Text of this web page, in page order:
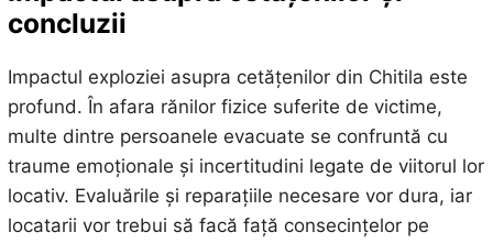
concluzii
Impactul exploziei asupra cetățenilor din Chitila este
profund. În afara rănilor fizice suferite de victime,
multe dintre persoanele evacuate se confruntă cu
traume emoționale și incertitudini legate de viitorul lor
locativ. Evaluările și reparațiile necesare vor dura, iar
locatarii vor trebui să facă față consecințelor pe